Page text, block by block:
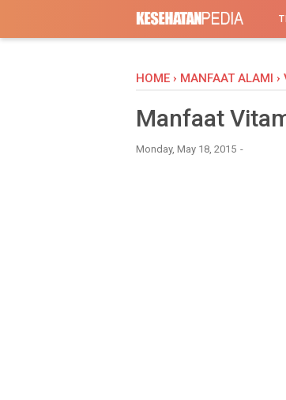
HOME › MANFAAT ALAMI ›
Manfaat
Monday, May 18, 2015